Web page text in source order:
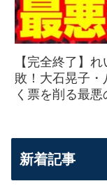
【完全終了】
敗！大石晃子・
く票を削る最悪
新着記事